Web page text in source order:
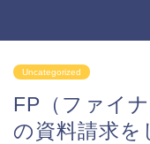
Uncategorized
FP（ファイ
の資料請求